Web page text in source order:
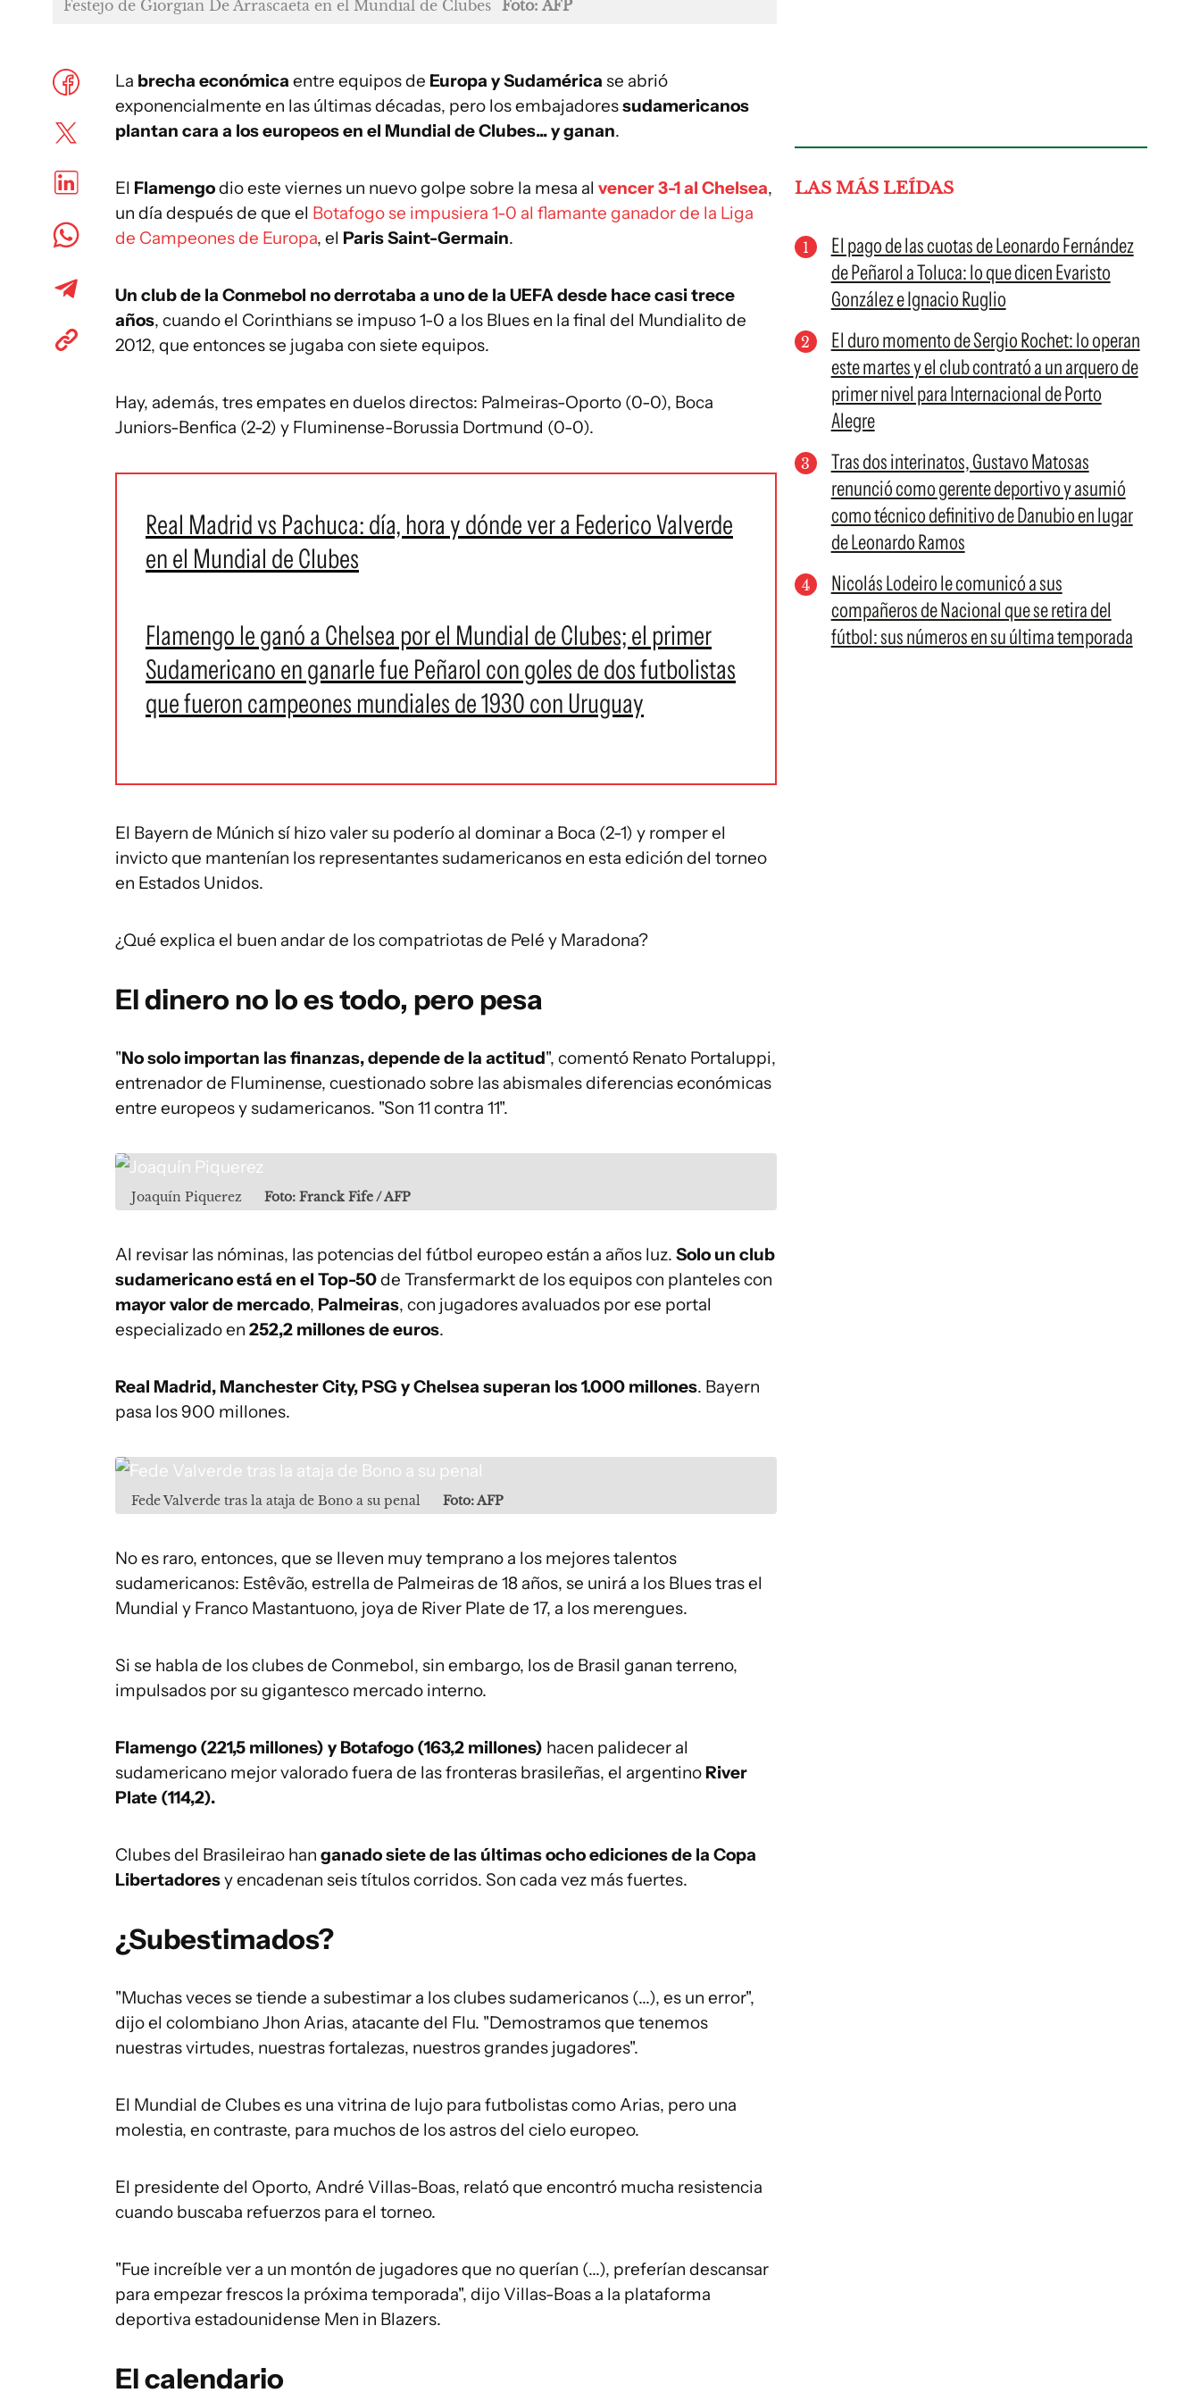
Festejo de Giorgian De Arrascaeta en el Mundial de Clubes Foto: AFP
La brecha económica entre equipos de Europa y Sudamérica se abrió
exponencialmente en las últimas décadas, pero los embajadoressudamericanos
plantan cara a los europeos en el Mundial de Clubes... y ganan.
El Flamengodio este viernes un nuevo golpe sobre la mesa al vencer 3-1 al Chelsea,
un día después de que el Botafogo se impusiera 1-0 al flamante ganador de la Liga
de Campeones de Europa, el Paris Saint-Germain.
Un club de la Conmebol no derrotaba a uno de la UEFA desde hace casi trece
años, cuando el Corinthians se impuso 1-0 a los Blues en la final del Mundialito de
2012, que entonces se jugaba con siete equipos.
Hay, además, tres empates en duelos directos: Palmeiras-Oporto (0-0), Boca
Juniors-Benfica (2-2) y Fluminense-Borussia Dortmund (0-0).
Real Madrid vs Pachuca: día, hora y dónde ver a Federico Valverde
en el Mundial de Clubes
Flamengo le ganó a Chelsea por el Mundial de Clubes; el primer
Sudamericano en ganarle fue Peñarol con goles de dos futbolistas
que fueron campeones mundiales de 1930 con Uruguay
El Bayern de Múnich sí hizo valer su poderío al dominar a Boca (2-1) y romper el
invicto que mantenían los representantes sudamericanos en esta edición del torneo
en Estados Unidos.
¿Qué explica el buen andar de los compatriotas de Pelé y Maradona?
El dinero no lo es todo, pero pesa
"No solo importan las finanzas, depende de la actitud", comentó Renato Portaluppi,
entrenador de Fluminense, cuestionado sobre las abismales diferencias económicas
entre europeos y sudamericanos. "Son 11 contra 11".
Joaquín Piquerez Foto: Franck Fife / AFP
Al revisar las nóminas, las potencias del fútbol europeo están a años luz. Solo un club
sudamericano está en el Top-50de Transfermarkt de los equipos con planteles con
mayor valor de mercado, Palmeiras, con jugadores avaluados por ese portal
especializado en 252,2 millones de euros.
Real Madrid, Manchester City, PSG y Chelsea superan los 1.000 millones. Bayern
pasa los 900 millones.
Fede Valverde tras la ataja de Bono a su penal Foto: AFP
No es raro, entonces, que se lleven muy temprano a los mejores talentos
sudamericanos: Estêvão, estrella de Palmeiras de 18 años, se unirá a los Blues tras el
Mundial y Franco Mastantuono, joya de River Plate de 17, a los merengues.
Si se habla de los clubes de Conmebol, sin embargo, los de Brasil ganan terreno,
impulsados por su gigantesco mercado interno.
Flamengo (221,5 millones) y Botafogo (163,2 millones) hacen palidecer al
sudamericano mejor valorado fuera de las fronteras brasileñas, el argentinoRiver
Plate (114,2).
Clubes del Brasileirao han ganado siete de las últimas ocho ediciones de la Copa
Libertadoresy encadenan seis títulos corridos. Son cada vez más fuertes.
¿Subestimados?
"Muchas veces se tiende a subestimar a los clubes sudamericanos (...), es un error",
dijo el colombiano Jhon Arias, atacante del Flu. "Demostramos que tenemos
nuestras virtudes, nuestras fortalezas, nuestros grandes jugadores".
El Mundial de Clubes es una vitrina de lujo para futbolistas como Arias, pero una
molestia, en contraste, para muchos de los astros del cielo europeo.
El presidente del Oporto, André Villas-Boas, relató que encontró mucha resistencia
cuando buscaba refuerzos para el torneo.
"Fue increíble ver a un montón de jugadores que no querían (...), preferían descansar
para empezar frescos la próxima temporada", dijo Villas-Boas a la plataforma
deportiva estadounidense Men in Blazers.
El calendario
LAS MÁS LEÍDAS
El pago de las cuotas de Leonardo Fernández
de Peñarol a Toluca: lo que dicen Evaristo
González e Ignacio Ruglio
El duro momento de Sergio Rochet: lo operan
este martes y el club contrató a un arquero de
primer nivel para Internacional de Porto
Alegre
Tras dos interinatos, Gustavo Matosas
renunció como gerente deportivo y asumió
como técnico definitivo de Danubio en lugar
de Leonardo Ramos
Nicolás Lodeiro le comunicó a sus
compañeros de Nacional que se retira del
fútbol: sus números en su última temporada